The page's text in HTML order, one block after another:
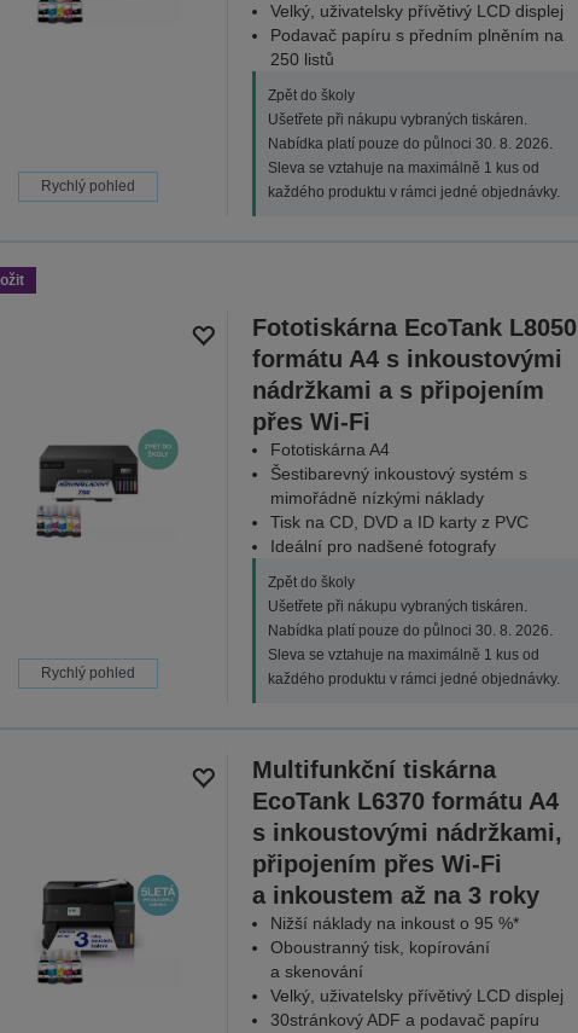
Rychlý pohled
Velký, uživatelsky přívětivý LCD displej
Podavač papíru s předním plněním na
250 listů
Zpět do školy
Ušetřete při nákupu vybraných tiskáren.
Nabídka platí pouze do půlnoci 30. 8. 2026.
Sleva se vztahuje na maximálně 1 kus od
každého produktu v rámci jedné objednávky.
Rychlý pohled
Fototiskárna EcoTank L8050
formátu A4 s inkoustovými
nádržkami a s připojením
přes Wi-Fi
Fototiskárna A4
Šestibarevný inkoustový systém s
mimořádně nízkými náklady
Tisk na CD, DVD a ID karty z PVC
Ideální pro nadšené fotografy
Zpět do školy
Ušetřete při nákupu vybraných tiskáren.
Nabídka platí pouze do půlnoci 30. 8. 2026.
Sleva se vztahuje na maximálně 1 kus od
každého produktu v rámci jedné objednávky.
Multifunkční tiskárna
EcoTank L6370 formátu A4
s inkoustovými nádržkami,
připojením přes Wi-Fi
a inkoustem až na 3 roky
Nižší náklady na inkoust o 95 %*
Oboustranný tisk, kopírování
a skenování
Velký, uživatelsky přívětivý LCD displej
30stránkový ADF a podavač papíru